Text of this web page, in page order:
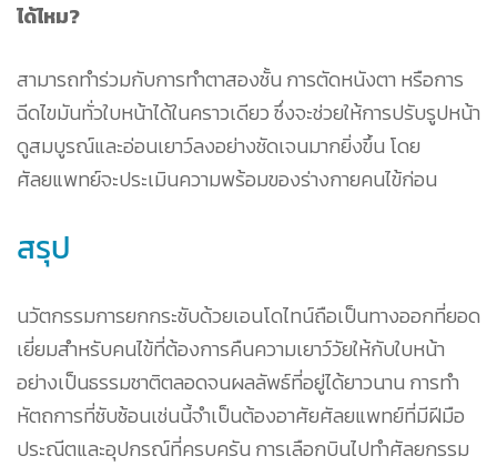
ได้ไหม?
สามารถทำร่วมกับการทำตาสองชั้น การตัดหนังตา หรือการ
ฉีดไขมันทั่วใบหน้าได้ในคราวเดียว ซึ่งจะช่วยให้การปรับรูปหน้า
ดูสมบูรณ์และอ่อนเยาว์ลงอย่างชัดเจนมากยิ่งขึ้น โดย
ศัลยแพทย์จะประเมินความพร้อมของร่างกายคนไข้ก่อน
สรุป
นวัตกรรมการยกกระชับด้วยเอนโดไทน์ถือเป็นทางออกที่ยอด
เยี่ยมสำหรับคนไข้ที่ต้องการคืนความเยาว์วัยให้กับใบหน้า
อย่างเป็นธรรมชาติตลอดจนผลลัพธ์ที่อยู่ได้ยาวนาน การทำ
หัตถการที่ซับซ้อนเช่นนี้จำเป็นต้องอาศัยศัลยแพทย์ที่มีฝีมือ
ประณีตและอุปกรณ์ที่ครบครัน การเลือกบินไปทำศัลยกรรม